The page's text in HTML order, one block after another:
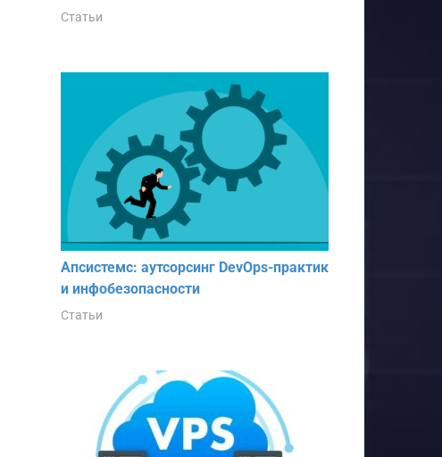
Статьи
Апсистемс: аутсорсинг DevOps-практик
и инфобезопасности
Статьи